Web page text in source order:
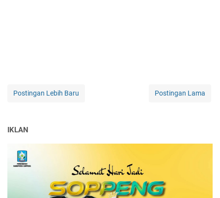
Postingan Lebih Baru Postingan Lama
IKLAN